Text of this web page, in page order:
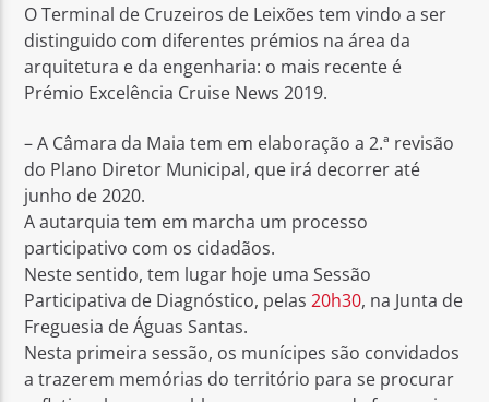
O Terminal de Cruzeiros de Leixões tem vindo a ser
distinguido com diferentes prémios na área da
arquitetura e da engenharia: o mais recente é
Prémio Excelência Cruise News 2019.
– A Câmara da Maia tem em elaboração a 2.ª revisão
do Plano Diretor Municipal, que irá decorrer até
junho de 2020.
A autarquia tem em marcha um processo
participativo com os cidadãos.
Neste sentido, tem lugar hoje uma Sessão
Participativa de Diagnóstico, pelas20h30, na Junta de
Freguesia de Águas Santas.
Nesta primeira sessão, os munícipes são convidados
a trazerem memórias do território para se procurar